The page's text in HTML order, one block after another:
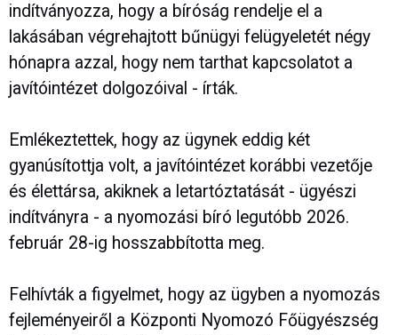
indítványozza, hogy a bíróság rendelje el a
lakásában végrehajtott bűnügyi felügyeletét négy
hónapra azzal, hogy nem tarthat kapcsolatot a
javítóintézet dolgozóival - írták.
Emlékeztettek, hogy az ügynek eddig két
gyanúsítottja volt, a javítóintézet korábbi vezetője
és élettársa, akiknek a letartóztatását - ügyészi
indítványra - a nyomozási bíró legutóbb 2026.
február 28-ig hosszabbította meg.
Felhívták a figyelmet, hogy az ügyben a nyomozás
fejleményeiről a Központi Nyomozó Főügyészség